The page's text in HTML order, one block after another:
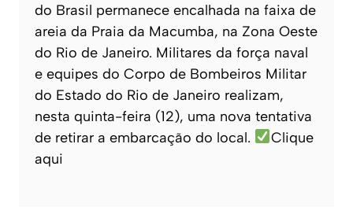
do Brasil permanece encalhada na faixa de
areia da Praia da Macumba, na Zona Oeste
do Rio de Janeiro. Militares da força naval
e equipes do Corpo de Bombeiros Militar
do Estado do Rio de Janeiro realizam,
nesta quinta-feira (12), uma nova tentativa
de retirar a embarcação do local.
Clique
aqui